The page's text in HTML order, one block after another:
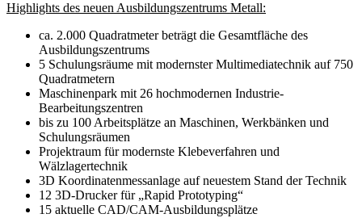
Highlights des neuen Ausbildungszentrums Metall:
ca. 2.000 Quadratmeter beträgt die Gesamtfläche des
Ausbildungszentrums
5 Schulungsräume mit modernster Multimediatechnik auf 750
Quadratmetern
Maschinenpark mit 26 hochmodernen Industrie-
Bearbeitungszentren
bis zu 100 Arbeitsplätze an Maschinen, Werkbänken und
Schulungsräumen
Projektraum für modernste Klebeverfahren und
Wälzlagertechnik
3D Koordinatenmessanlage auf neuestem Stand der Technik
12 3D-Drucker für „Rapid Prototyping“
15 aktuelle CAD/CAM-Ausbildungsplätze